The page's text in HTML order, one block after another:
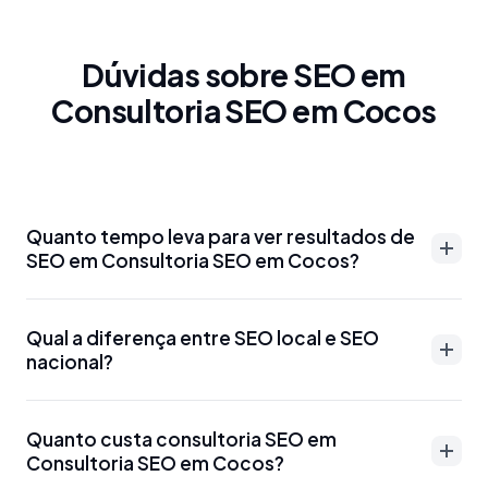
Dúvidas sobre SEO em
Consultoria SEO em Cocos
Quanto tempo leva para ver resultados de
SEO em Consultoria SEO em Cocos?
podem aparecer entre 3-6 meses para palavras-
chave menos competitivas. Para termos mais
disputados como 'advogado Consultoria SEO em
Cocos' ou 'dentista Consultoria SEO em Cocos', o
prazo pode ser de 6-12 meses. Otimizações técnicas
Qual a diferença entre SEO local e SEO
nacional?
aparecer para buscas específicas da região, como
'SEO Consultoria SEO em Cocos' ou 'marketing
Quanto custa consultoria SEO em
Consultoria SEO em Cocos?